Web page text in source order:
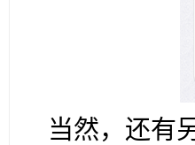
当然，还有